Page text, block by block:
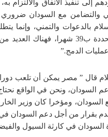
إلى تنفيذ الاتفاق والالتزام
والتضامن مع السودان
التقديرات في الفترة الانتقالية
الدمج.”
قال ” مصر يمكن أن تلعب دورا
السودان، ونحن في الواقع نحتاج
السودان، ومؤخرا كان وزير
بقرار من أجل دعم السودان
السودان في كارثة السيول